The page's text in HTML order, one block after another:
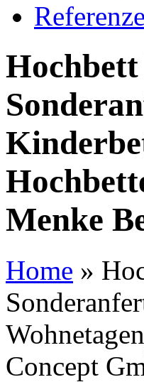
Menke
Home »
Concept